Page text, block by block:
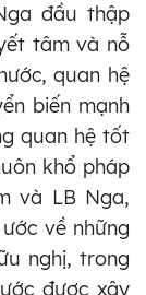
đầu thập
tâm và nỗ
quan hệ
biến mạnh
quan hệ tốt
khổ pháp
và LB Nga,
về những
nghị, trong
được xây